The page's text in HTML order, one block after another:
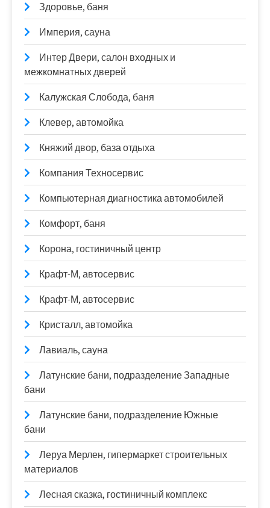
Здоровье, баня
Империя, сауна
Интер Двери, салон входных и
межкомнатных дверей
Калужская Слобода, баня
Клевер, автомойка
Княжий двор, база отдыха
Компания Техносервис
Компьютерная диагностика автомобилей
Комфорт, баня
Корона, гостиничный центр
Крафт-М, автосервис
Крафт-М, автосервис
Кристалл, автомойка
Лавиаль, сауна
Латунские бани, подразделение Западные
бани
Латунские бани, подразделение Южные
бани
Леруа Мерлен, гипермаркет строительных
материалов
Лесная сказка, гостиничный комплекс